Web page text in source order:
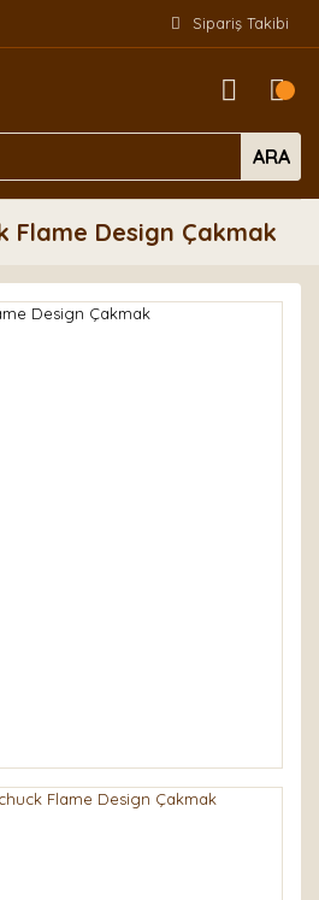
Sipariş Takibi
ARA
Flame Design Çakmak